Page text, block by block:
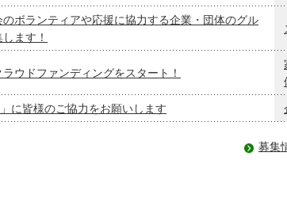
ボランティアや応援に協力する企業・団体のグル
ます！
ウドファンディングをスタート！
に皆様のご協力をお願いします
募集